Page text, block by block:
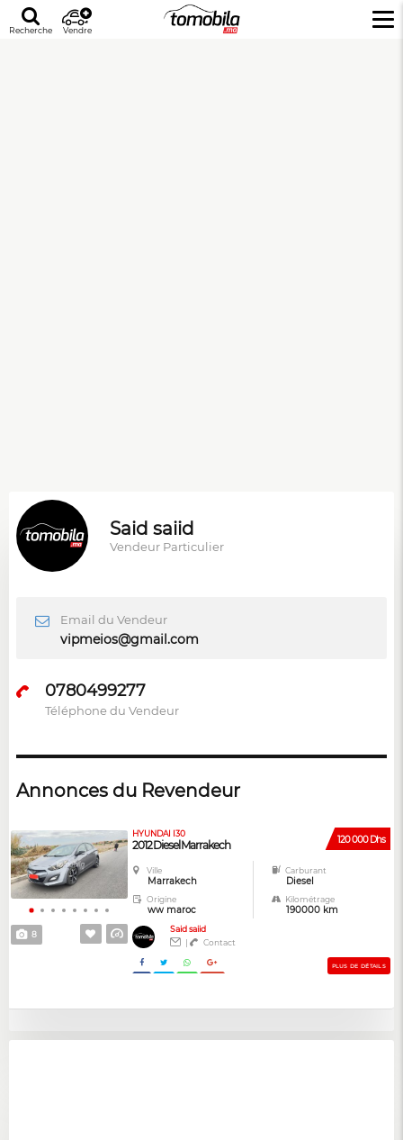
Recherche Vendre
Said saiid
Vendeur Particulier
Email du Vendeur
vipmeios@gmail.com
0780499277
Téléphone du Vendeur
Annonces du Revendeur
8
120 000 Dhs
HYUNDAI I30
2012 Diesel Marrakech
Ville
Marrakech
Carburant
Diesel
Origine
ww maroc
Kilométrage
190000 km
Said saiid
|
Contact
PLUS DE DÉTAILS